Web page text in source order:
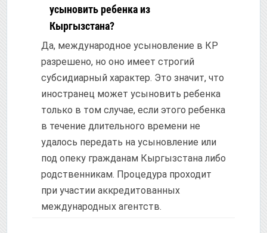
усыновить ребенка из
Кыргызстана?
Да, международное усыновление в КР
разрешено, но оно имеет строгий
субсидиарный характер. Это значит, что
иностранец может усыновить ребенка
только в том случае, если этого ребенка
в течение длительного времени не
удалось передать на усыновление или
под опеку гражданам Кыргызстана либо
родственникам. Процедура проходит
при участии аккредитованных
международных агентств.